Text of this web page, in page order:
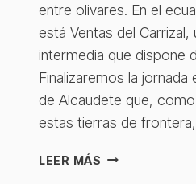
entre olivares. En el
está Ventas del Carrizal,
intermedia que dispone
Finalizaremos la jornada
de Alcaudete que,
estas tierras de
LEER MÁS ALCALÁ